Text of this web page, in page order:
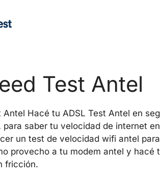
Test Antel
Antel Hacé tu ADSL Test Antel en
para saber tu velocidad de internet
un test de velocidad wifi antel
provecho a tu modem antel y hacé
fricción.